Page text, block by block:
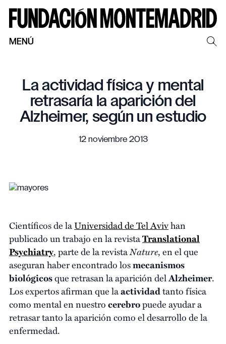
MENÚ
La actividad física y mental
retrasaría la aparición del
Alzheimer, según un estudio
12 noviembre 2013
Científicos de laUniversidad de Tel Avivhan
publicado un trabajo en la revistaTranslational
Psychiatry, parte de la revistaNature, en el que
aseguran haber encontrado losmecanismos
biológicosque retrasan la aparición delAlzheimer.
Los expertos afirman que laactividadtanto física
como mental en nuestrocerebropuede ayudar a
retrasar tanto la aparición como el desarrollo de la
enfermedad.